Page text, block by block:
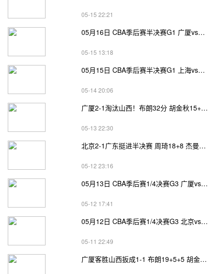
05-15 22:21
05月16日 CBA季后赛半决赛G1 广厦vs深圳直播前瞻分析
05-15 13:18
05月15日 CBA季后赛半决赛G1 上海vs北京直播前瞻分析
05-14 20:06
广厦2-1淘汰山西！布朗32分 胡金秋15+7 迪亚洛18+9
05-13 22:30
北京2-1广东挺进半决赛 周琦18+8 杰曼17+10+11 奎因25分
05-12 23:16
05月13日 CBA季后赛1/4决赛G3 广厦vs山西直播前瞻分析
05-12 17:41
05月12日 CBA季后赛1/4决赛G3 北京vs广东直播前瞻分析
05-11 22:49
广厦客胜山西扳成1-1 布朗19+5+5 胡金秋17+11 迪亚洛16+7